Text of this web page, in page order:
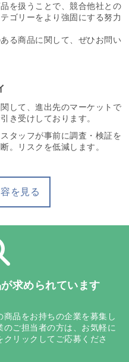
を扱うことで、競合他社との
ゴリーをより強固にする努力
る商品に関して、ぜひお問い
して、進出先のマーケットで
き受けしております。
タッフが事前に調査・検証を
。リスクを低減します。
を見る
求められています
品をお持ちの企業を募集し
ご担当者の方は、お気軽に
リックしてご応募くださ